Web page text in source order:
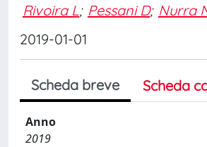
Rivoira L; Pessani D; Nurra
2019-01-01
Scheda breve Scheda
Anno
2019